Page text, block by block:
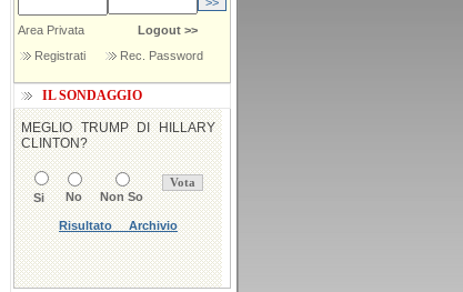
Area Privata
Logout >>
Registrati
Rec. Password
IL SONDAGGIO